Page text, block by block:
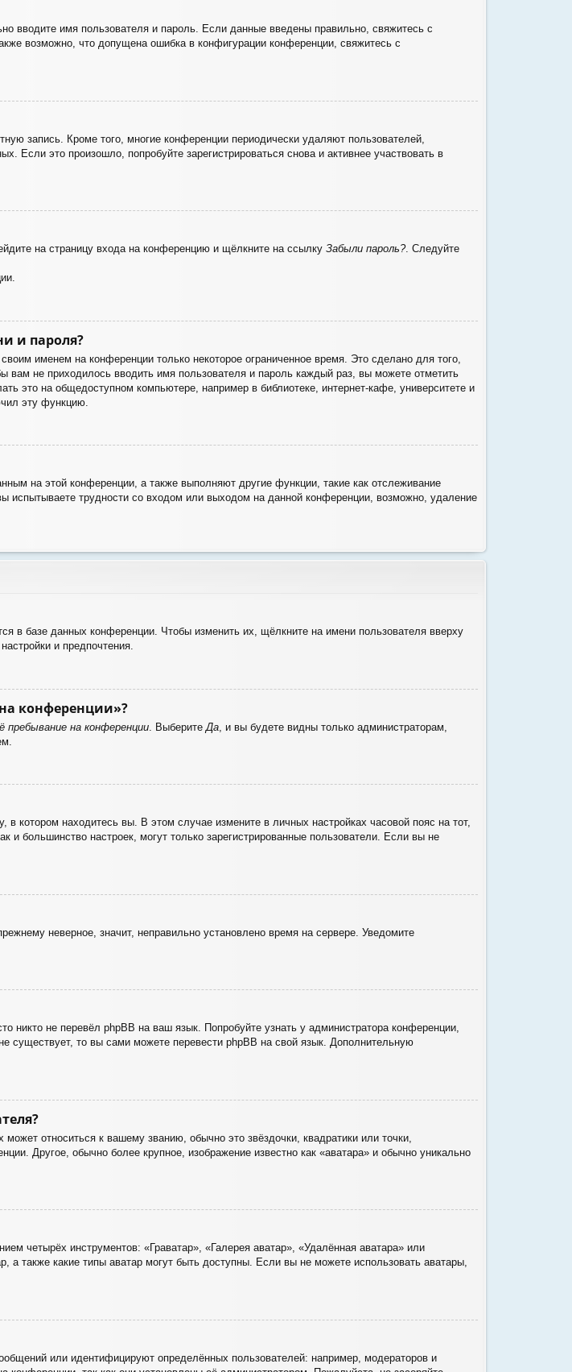
вводите имя пользователя и пароль. Если данные введены правильно, свяжитесь с
возможно, что допущена ошибка в конфигурации конференции, свяжитесь с
запись. Кроме того, многие конференции периодически удаляют пользователей,
это произошло, попробуйте зарегистрироваться снова и активнее участвовать в
на страницу входа на конференцию и щёлкните на ссылку Забыли пароль?. Следуйте
и пароля?
именем на конференции только некоторое ограниченное время. Это сделано для того,
вам не приходилось вводить имя пользователя и пароль каждый раз, вы можете отметить
это на общедоступном компьютере, например в библиотеке, интернет-кафе, университете и
эту функцию.
на этой конференции, а также выполняют другие функции, такие как отслеживание
трудности со входом или выходом на данной конференции, возможно, удаление
в базе данных конференции. Чтобы изменить их, щёлкните на имени пользователя вверху
и предпочтения.
конференции»?
пребывание на конференции . Выберите Да , и вы будете видны только администраторам,
котором находитесь вы. В этом случае измените в личных настройках часовой пояс на тот,
и большинство настроек, могут только зарегистрированные пользователи. Если вы не
неверное, значит, неправильно установлено время на сервере. Уведомите
никто не перевёл phpBB на ваш язык. Попробуйте узнать у администратора конференции,
существует, то вы сами можете перевести phpBB на свой язык. Дополнительную
относиться к вашему званию, обычно это звёздочки, квадратики или точки,
Другое, обычно более крупное, изображение известно как «аватара» и обычно уникально
четырёх инструментов: «Граватар», «Галерея аватар», «Удалённая аватара» или
а также какие типы аватар могут быть доступны. Если вы не можете использовать аватары,
или идентифицируют определённых пользователей: например, модераторов и